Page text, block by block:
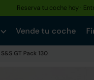
Reserva tu coche hoy ·
Vende tu coche
GT Pack 130